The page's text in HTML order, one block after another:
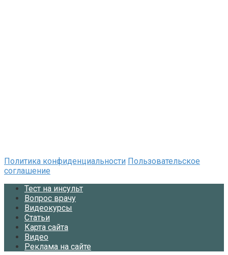
Политика конфиденциальности Пользовательское
соглашение
Тест на инсульт
Вопрос врачу
Видеокурсы
Статьи
Карта сайта
Видео
Реклама на сайте